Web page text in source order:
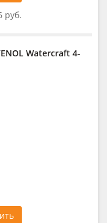
руб.
Watercraft 4-